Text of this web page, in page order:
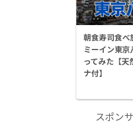
朝食寿司食べ
ミーイン東
ってみた【天
ナ付】
スポン